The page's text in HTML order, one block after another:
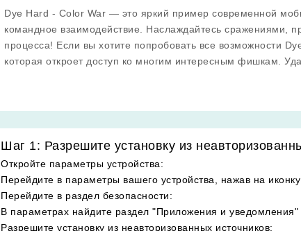
Dye Hard - Color War — это яркий пример современной
командное взаимодействие. Наслаждайтесь сражениями,
процесса! Если вы хотите попробовать все возможности
которая откроет доступ ко многим интересным фишкам.
Шаг 1: Разрешите установку из
Откройте параметры устройства:
Перейдите в параметры вашего устройства, нажав на
Перейдите в раздел безопасности:
В параметрах найдите раздел "Приложения и уведомления"
Разрешите установку из неавторизованных источников: